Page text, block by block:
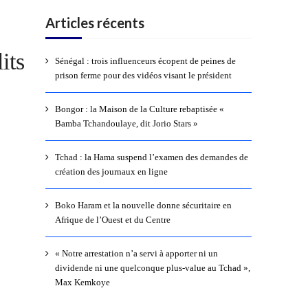
Articles récents
Sénégal : trois influenceurs écopent de peines de
prison ferme pour des vidéos visant le président
Bongor : la Maison de la Culture rebaptisée «
Bamba Tchandoulaye, dit Jorio Stars »
Tchad : la Hama suspend l’examen des demandes de
création des journaux en ligne
Boko Haram et la nouvelle donne sécuritaire en
Afrique de l’Ouest et du Centre
« Notre arrestation n’a servi à apporter ni un
dividende ni une quelconque plus-value au Tchad »,
Max Kemkoye